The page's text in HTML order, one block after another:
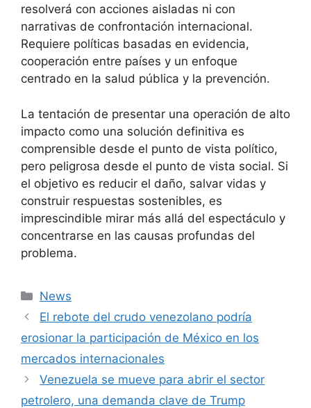
resolverá con acciones aisladas ni con
narrativas de confrontación internacional.
Requiere políticas basadas en evidencia,
cooperación entre países y un enfoque
centrado en la salud pública y la prevención.
La tentación de presentar una operación de alto
impacto como una solución definitiva es
comprensible desde el punto de vista político,
pero peligrosa desde el punto de vista social. Si
el objetivo es reducir el daño, salvar vidas y
construir respuestas sostenibles, es
imprescindible mirar más allá del espectáculo y
concentrarse en las causas profundas del
problema.
Categories
News
El rebote del crudo venezolano podría
erosionar la participación de México en los
mercados internacionales
Venezuela se mueve para abrir el sector
petrolero, una demanda clave de Trump